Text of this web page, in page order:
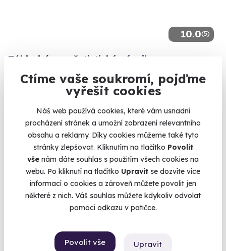
Ctíme vaše soukromí, pojďme
vyřešit cookies
Náš web používá cookies, které vám usnadní
procházení stránek a umožní zobrazení relevantního
obsahu a reklamy. Díky cookies můžeme také tyto
stránky zlepšovat. Kliknutím na tlačítko Povolit
vše nám dáte souhlas s použitím všech cookies na
webu. Po kliknutí na tlačítko Upravit se dozvíte více
informací o cookies a zároveň můžete povolit jen
některé z nich. Váš souhlas můžete kdykoliv odvolat
pomocí odkazu v patičce.
Povolit vše Upravit
10.0(5)
Základní parašutistický výcvik
Troufnete si vyskočit sami z letadla?
Kolín (+ 1 další lokalita)
3 971 Kč
Doporučujeme